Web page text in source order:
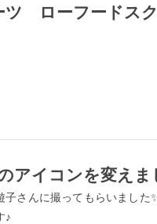
ツ ローフードス
アイコンを変えま
子さんに撮ってもらいました
♪